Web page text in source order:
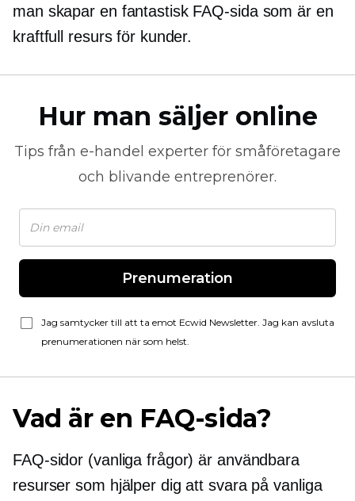
man skapar en fantastisk FAQ-sida som är en
kraftfull resurs för kunder.
Hur man säljer online
Tips från e-handel experter för småföretagare
och blivande entreprenörer.
Prenumeration
Jag samtycker till att ta emot Ecwid Newsletter. Jag kan avsluta
prenumerationen när som helst.
Vad är en FAQ-sida?
FAQ-sidor (vanliga frågor) är användbara
resurser som hjälper dig att svara på vanliga